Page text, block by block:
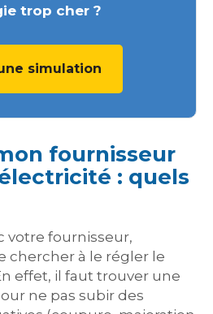
trop cher ?
simulation
fournisseur
: quels
votre fournisseur,
chercher à le régler le
effet, il faut trouver une
ne pas subir des